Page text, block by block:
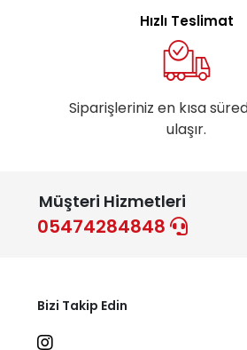
Hızlı Teslimat
Siparişleriniz en kısa
ulaşır.
Müşteri Hizmetleri
05474284848
Bizi Takip Edin